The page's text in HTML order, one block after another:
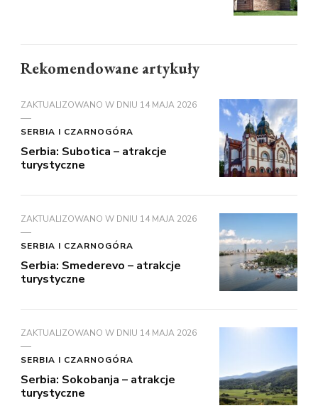
Rekomendowane artykuły
ZAKTUALIZOWANO W DNIU 14 MAJA 2026
SERBIA I CZARNOGÓRA
Serbia: Subotica – atrakcje
turystyczne
ZAKTUALIZOWANO W DNIU 14 MAJA 2026
SERBIA I CZARNOGÓRA
Serbia: Smederevo – atrakcje
turystyczne
ZAKTUALIZOWANO W DNIU 14 MAJA 2026
SERBIA I CZARNOGÓRA
Serbia: Sokobanja – atrakcje
turystyczne